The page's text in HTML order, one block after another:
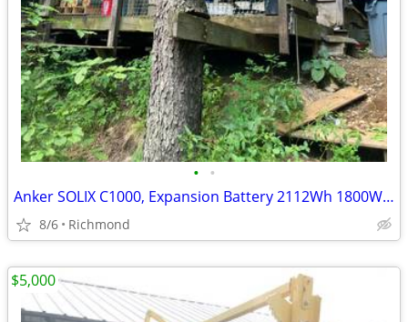
• •
Anker SOLIX C1000, Expansion Battery 2112Wh 1800W, Solar panel
8/6 Richmond
$5,000